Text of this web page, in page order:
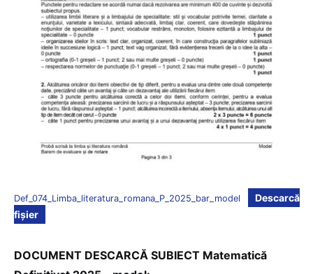
Def_074_Limba_literatura_romana_P_2025_bar_model
Descarcă
fișier
DOCUMENT DESCARCĂ SUBIECT Matematică